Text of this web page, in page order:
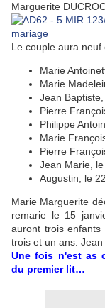
Marguerite
Le couple aura
Marie
Marie
Jean
Pierre
Philippe
Marie
Pierre
Jean Marie, le
Augustin, le
Marie Marguerite
remarie le 15
auront trois enfants
trois et un ans.
Une fois n'est as
du premier lit…